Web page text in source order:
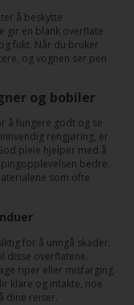
å beskytte
gir en blank overflate
fukt. Når du bruker
og vognen ser pen
og bobiler
å fungere godt og se
rengjøring, er
pleie hjelper med å
bedre.
som ofte
for å unngå skader.
disse overflatene.
riper eller misfarging.
klare og intakte, noe
dine reiser.